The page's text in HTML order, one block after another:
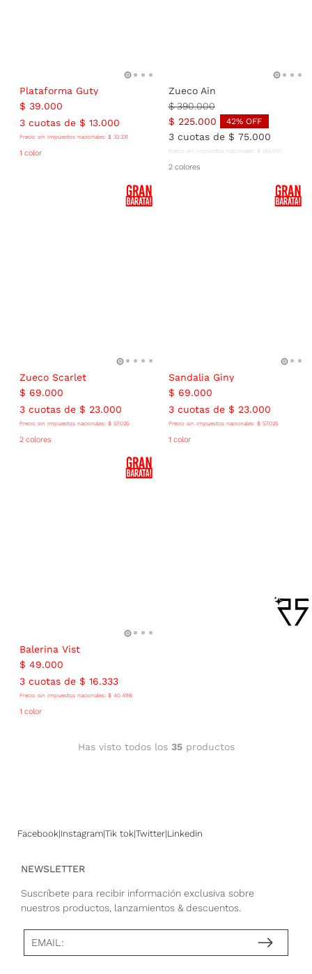
Plataforma Guty
$ 39.000
3cuotas de $ 13.000
Precio sin impuestos nacionales: $ 32.231
1 color
Zueco Ain
$ 390.000
$ 225.000 42% OFF
3cuotas de $ 75.000
Precio sin impuestos nacionales: $ 185. 950
2 colores
Zueco Scarlet
$ 69.000
3cuotas de $ 23.000
Precio sin impuestos nacionales: $ 57.025
2 colores
Sandalia Giny
$ 69.000
3cuotas de $ 23.000
Precio sin impuestos nacionales: $ 57.025
1 color
Balerina Vist
$ 49.000
3cuotas de $ 16.333
Precio sin impuestos nacionales: $ 40.496
1 color
Has visto todos los 35productos
Facebook Instagram Tik tok Twitter Linkedin
NEWSLETTER
Suscríbete para recibir información exclusiva sobre
nuestros productos, lanzamientos & descuentos.
EMAIL: